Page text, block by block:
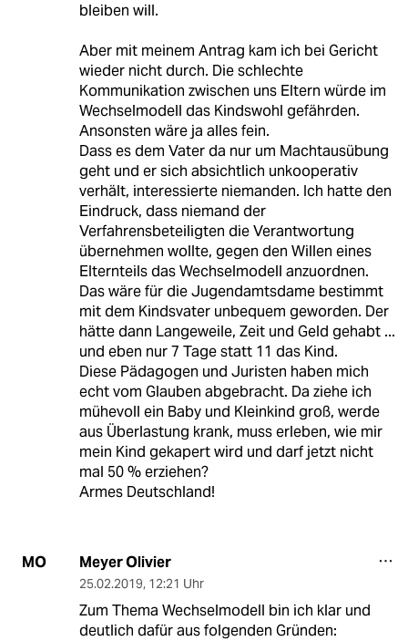
bleiben will.
Aber mit meinem Antrag kam ich bei Gericht
wieder nicht durch. Die schlechte
Kommunikation zwischen uns Eltern würde im
Wechselmodell das Kindswohl gefährden.
Ansonsten wäre ja alles fein.
Dass es dem Vater da nur um Machtausübung
geht und er sich absichtlich unkooperativ
verhält, interessierte niemanden. Ich hatte den
Eindruck, dass niemand der
Verfahrensbeteiligten die Verantwortung
übernehmen wollte, gegen den Willen eines
Elternteils das Wechselmodell anzuordnen.
Das wäre für die Jugendamtsdame bestimmt
mit dem Kindsvater unbequem geworden. Der
hätte dann Langeweile, Zeit und Geld gehabt ...
und eben nur 7 Tage statt 11 das Kind.
Diese Pädagogen und Juristen haben mich
echt vom Glauben abgebracht. Da ziehe ich
mühevoll ein Baby und Kleinkind groß, werde
aus Überlastung krank, muss erleben, wie mir
mein Kind gekapert wird und darf jetzt nicht
mal 50 % erziehen?
Armes Deutschland!
MO Meyer Olivier
25.02.2019, 12:21 Uhr
Zum Thema Wechselmodell bin ich klar und
deutlich dafür aus folgenden Gründen: